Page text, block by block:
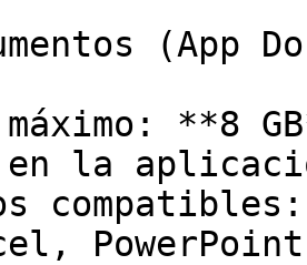
(App
máximo: **8
en la